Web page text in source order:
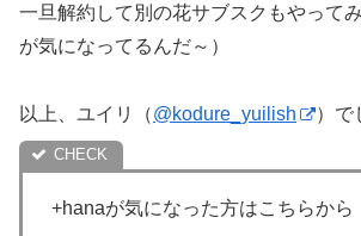
一旦解約して別の花サブスクもやって
が気になってるんだ～）
以上、ユイリ（@kodure_yuilish ）で
+hanaが気になった方はこちらから